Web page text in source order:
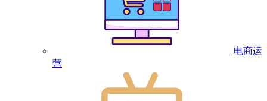
电商运
营